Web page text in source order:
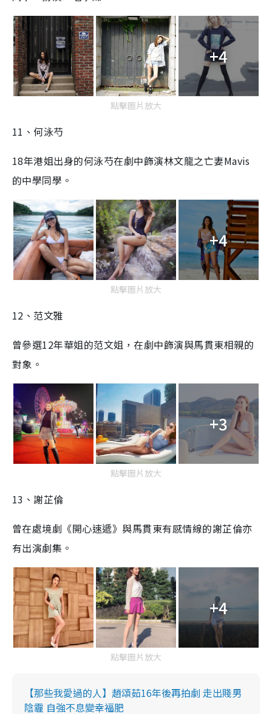
+4
點擊圖片放大
11、何泳芍
18年港姐出身的何泳芍在劇中飾演林文龍之亡妻Mavis
的中學同學。
+4
點擊圖片放大
12、范文雅
曾參選12年華姐的范文姐，在劇中飾演與馬貫東相親的
對象。
+3
點擊圖片放大
13、謝芷倫
曾在處境劇《開心速遞》與馬貫東有感情線的謝芷倫亦
有出演劇集。
+4
點擊圖片放大
【那些我愛過的人】趙頌茹16年後再拍劇 走出賤男
陰霾 自強不息變幸福肥